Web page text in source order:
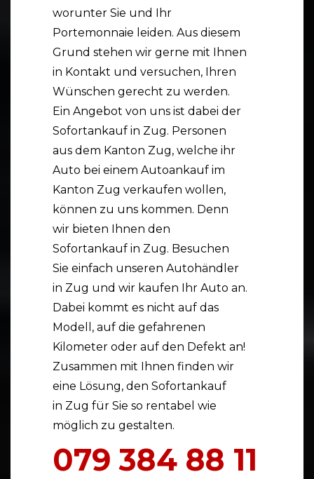
worunter Sie und Ihr
Portemonnaie leiden. Aus diesem
Grund stehen wir gerne mit Ihnen
in Kontakt und versuchen, Ihren
Wünschen gerecht zu werden.
Ein Angebot von uns ist dabei der
Sofortankauf in Zug. Personen
aus dem Kanton Zug, welche ihr
Auto bei einem Autoankauf im
Kanton Zug verkaufen wollen,
können zu uns kommen. Denn
wir bieten Ihnen den
Sofortankauf in Zug. Besuchen
Sie einfach unseren Autohändler
in Zug und wir kaufen Ihr Auto an.
Dabei kommt es nicht auf das
Modell, auf die gefahrenen
Kilometer oder auf den Defekt an!
Zusammen mit Ihnen finden wir
eine Lösung, den Sofortankauf
in Zug für Sie so rentabel wie
möglich zu gestalten.
079 384 88 11